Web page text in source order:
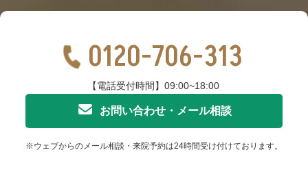
0120-706-313
【電話受付時間】09:00~18:00
お問い合わせ・メール相談
※ウェブからのメール相談・来院予約は24時間受け付けております。